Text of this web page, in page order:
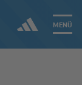
MENÜ